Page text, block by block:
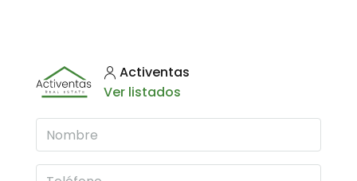
Activentas
Ver listados